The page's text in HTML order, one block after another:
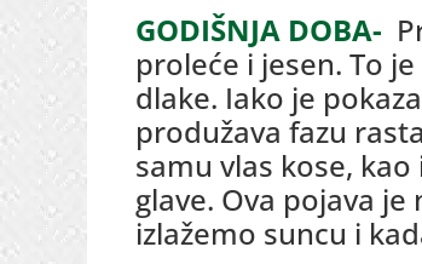
GODIŠNJA DOBA-
proleće i jesen. To
dlake. Iako je
produžava fazu
samu vlas kose,
glave. Ova pojava
izlažemo suncu i